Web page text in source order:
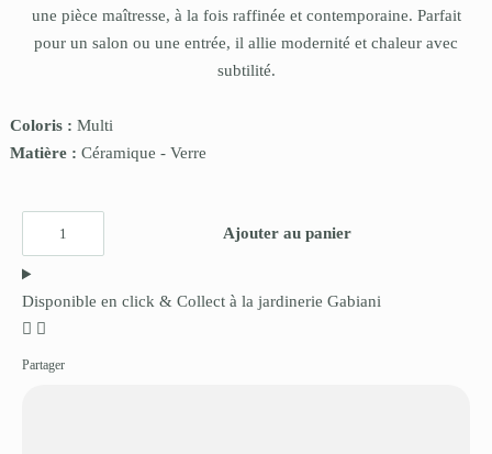
une pièce maîtresse, à la fois raffinée et contemporaine. Parfait
pour un salon ou une entrée, il allie modernité et chaleur avec
subtilité.
Coloris : Multi
Matière : Céramique - Verre
Ajouter au panier
Disponible en click & Collect à la jardinerie Gabiani
Partager